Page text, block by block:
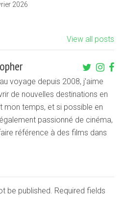
2026
View all posts
voyage depuis 2008, j'aime
de nouvelles destinations en
mon temps, et si possible en
passionné de cinéma,
référence à des films dans
be published. Required fields